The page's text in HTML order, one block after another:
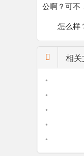
公啊？可不
怎么样
相
•
•
•
•
•